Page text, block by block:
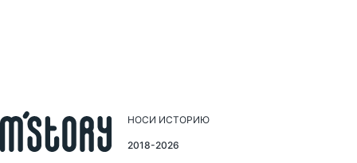
НОСИ ИСТОРИЮ
2018-2026